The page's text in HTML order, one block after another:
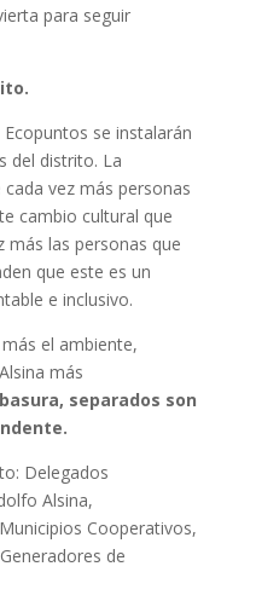
para seguir
se instalarán
del distrito. La
vez más personas
cambio cultural que
más las personas que
que este es un
e inclusivo.
el ambiente,
más
separados son
Delegados
Alsina,
Cooperativos,
de